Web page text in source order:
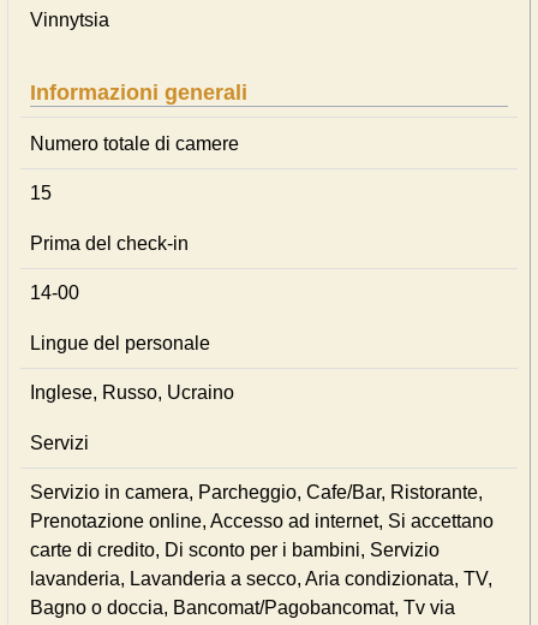
Vinnytsia
Informazioni generali
Numero totale di camere
15
Prima del check-in
14-00
Lingue del personale
Inglese, Russo, Ucraino
Servizi
Servizio in camera, Parcheggio, Cafe/Bar, Ristorante,
Prenotazione online, Accesso ad internet, Si accettano
carte di credito, Di sconto per i bambini, Servizio
lavanderia, Lavanderia a secco, Aria condizionata, TV,
Bagno o doccia, Bancomat/Pagobancomat, Tv via